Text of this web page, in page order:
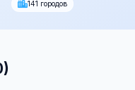
141 городов